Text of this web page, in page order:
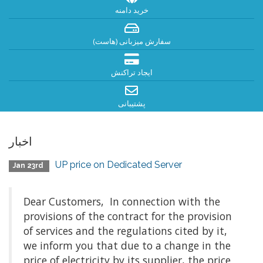
خرید دامنه
سفارش میزبانی (هاست)
ایجاد تراکنش
پشتیبانی
اخبار
Jan 23rd UP price on Dedicated Server
Dear Customers, In connection with the
provisions of the contract for the provision
of services and the regulations cited by it,
we inform you that due to a change in the
price of electricity by its supplier, the price